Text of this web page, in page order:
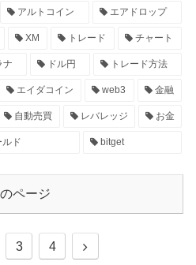
アルトコイン エアドロップ
XM トレード チャート
ナ ドル円 トレード方法
エイダコイン web3 金融
自動売買 レバレッジ お金
ルド bitget
ページ
3 4